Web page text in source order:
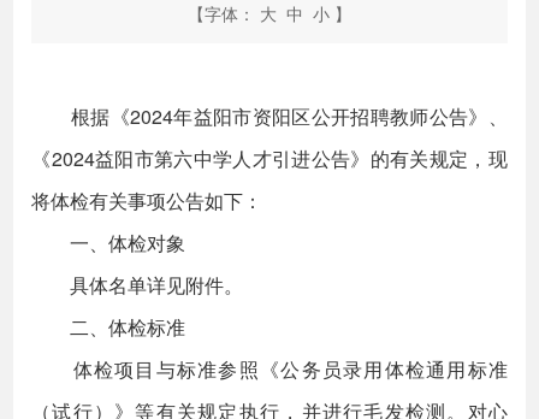
【字体： 大 中 小 】
根据《2024年益阳市资阳区公开招聘教师公告》、
《2024益阳市第六中学人才引进公告》的有关规定，现
将体检有关事项公告如下：
一、体检对象
具体名单详见附件。
二、体检标准
体检项目与标准参照《公务员录用体检通用标准
（试行）》等有关规定执行，并进行毛发检测。对心